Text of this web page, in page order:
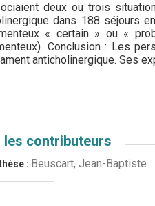
deux ou trois
dans 188 séjours
« certain » ou «
Conclusion : Les
anticholinergique. Ses
les contributeurs
: Beuscart, Jean-Baptiste